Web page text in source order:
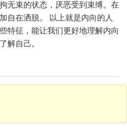
无束的状态，厌恶受到束缚。在
自在洒脱。
以上就是内向的人
特征，能让我们更好地理解内向
解自己。